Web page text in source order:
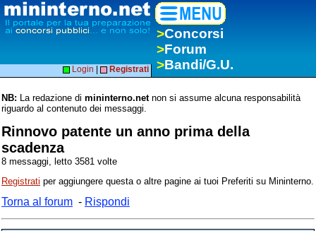
>Concorsi
>Forum
>Bandi/G.U.
Login Registrati
NB: La redazione di mininterno.netnon si assume alcuna responsabilità
riguardo al contenuto dei messaggi.
Rinnovo patente un anno prima della
scadenza
8 messaggi, letto 3581 volte
Registrati per aggiungere questa o altre pagine ai tuoi Preferiti su Mininterno.
Torna al forum - Rispondi